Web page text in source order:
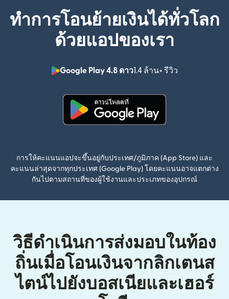
ทำการโอนย้ายเงินได้ทั่วโลก
ด้วยแอปของเรา
Google Play 4.8 ดาว1.4 ล้าน+ รีวิว
(เปิดในหน้าต่
การให้คะแนนแอปจะขึ้นอยู่กับประเทศ/ภูมิภาค (App Store) และ
คะแนนล่าสุดจากทุกประเทศ (Google Play) โดยคะแนนอาจแตกต่าง
กันไปตามสถานที่ของผู้ใช้งานและประเภทของอุปกรณ์
วิธีดำเนินการส่งมอบในท้อง
ถิ่นเมื่อโอนเงินจากลิกเตนส
ไตน์ไปยังบอสเนียและเฮอร์